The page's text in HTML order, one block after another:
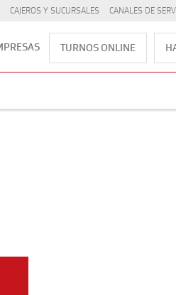
CAJEROS Y SUCURSALES CANALES DE
TURNOS ONLINE